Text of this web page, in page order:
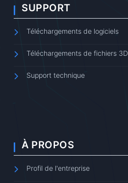
SUPPORT
Téléchargements de logiciels
Téléchargements de fichiers 3D
Support technique
À PROPOS
Profil de l'entreprise